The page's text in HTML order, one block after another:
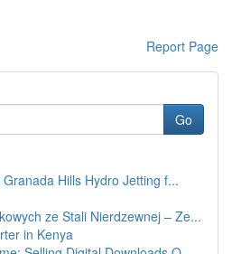
Report Page
Go
Hills Hydro Jetting f...
ze Stali Nierdzewnej – Ze...
in Kenya